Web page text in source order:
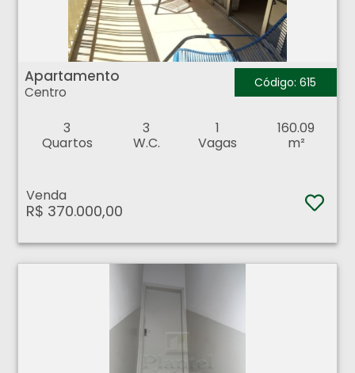
Apartamento - Centro - Ribeirão Preto
Apartamento
Centro
Código: 615
3
Quartos
3
W.C.
1
Vagas
160.09
m²
Venda
R$ 370.000,00